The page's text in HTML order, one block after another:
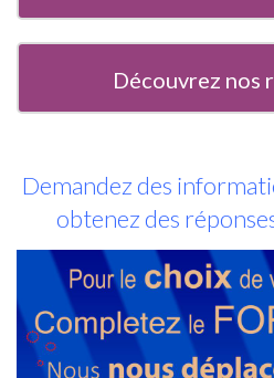
Découvrez nos
Demandez des
obtenez des